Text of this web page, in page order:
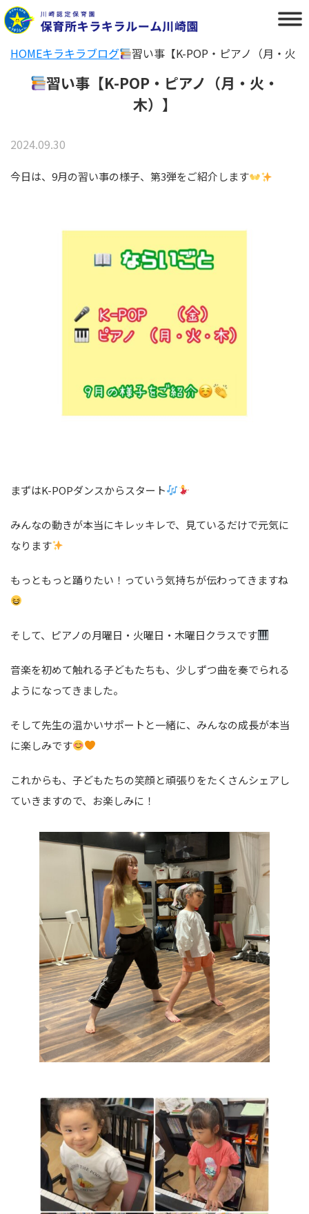
HOMEキラキラブログ 習い事【K-POP・ピアノ（月・火
習い事【K-POP・ピアノ（月・火・
木）】
2024.09.30
今日は、9月の習い事の様子、第3弾をご紹介します
まずはK-POPダンスからスタート
みんなの動きが本当にキレッキレで、見ているだけで元気に
なります
もっともっと踊りたい！っていう気持ちが伝わってきますね
そして、ピアノの月曜日・火曜日・木曜日クラスです
音楽を初めて触れる子どもたちも、少しずつ曲を奏でられる
ようになってきました。
そして先生の温かいサポートと一緒に、みんなの成長が本当
に楽しみです
これからも、子どもたちの笑顔と頑張りをたくさんシェアし
ていきますので、お楽しみに！